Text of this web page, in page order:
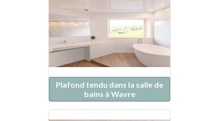
Plafond tendu dans la salle de
bains à Wavre